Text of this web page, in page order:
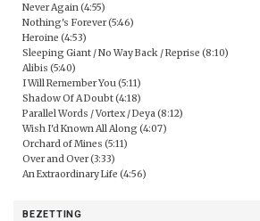
Never Again (4:55)
Nothing's Forever (5:46)
Heroine (4:53)
Sleeping Giant / No Way Back / Reprise (8:10)
Alibis (5:40)
I Will Remember You (5:11)
Shadow Of A Doubt (4:18)
Parallel Words / Vortex / Deya (8:12)
Wish I'd Known All Along (4:07)
Orchard of Mines (5:11)
Over and Over (3:33)
An Extraordinary Life (4:56)
BEZETTING